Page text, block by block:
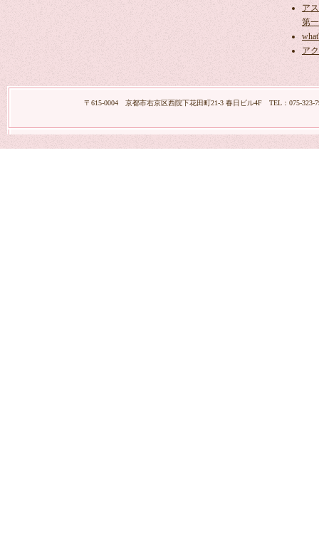
ア
第
ア
〒615-0004 京都市右京区西院下花田町21-3 春日ビル4F TEL：075-323-